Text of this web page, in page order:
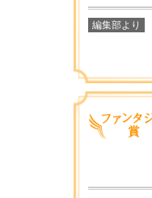
編集部より